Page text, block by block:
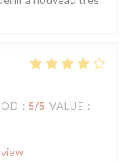
: 5/5 VALUE :